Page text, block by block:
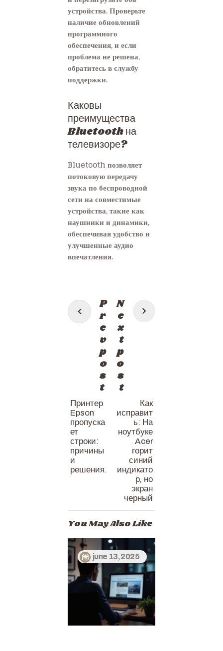
устройства. Проверьте
наличие обновлений
программного
обеспечения, и если
проблема не решена,
обратитесь в службу
поддержки.
Каковы
преимущества
Bluetooth на
телевизоре?
Bluetooth позволяет
потоковую передачу
звука по беспроводной
сети на совместимые
устройства, такие как
наушники и динамики,
обеспечивая удобство и
улучшенные аудио
впечатления.
Post
navigation
P
r
e
v
p
o
s
t
Принтер
Epson
пропуска
ет
строки:
причины
и
решения.
N
e
x
t
p
o
s
t
Как
исправит
ь: На
ноутбуке
Acer
горит
синий
индикато
р, но
экран
черный
You May Also Like
june 13, 2025